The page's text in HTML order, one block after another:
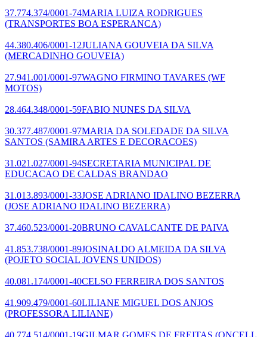
37.774.374/0001-74MARIA LUIZA RODRIGUES
(TRANSPORTES BOA ESPERANCA)
44.380.406/0001-12JULIANA GOUVEIA DA SILVA
(MERCADINHO GOUVEIA)
27.941.001/0001-97WAGNO FIRMINO TAVARES (WF
MOTOS)
28.464.348/0001-59FABIO NUNES DA SILVA
30.377.487/0001-97MARIA DA SOLEDADE DA SILVA
SANTOS (SAMIRA ARTES E DECORACOES)
31.021.027/0001-94SECRETARIA MUNICIPAL DE
EDUCACAO DE CALDAS BRANDAO
31.013.893/0001-33JOSE ADRIANO IDALINO BEZERRA
(JOSE ADRIANO IDALINO BEZERRA)
37.460.523/0001-20BRUNO CAVALCANTE DE PAIVA
41.853.738/0001-89JOSINALDO ALMEIDA DA SILVA
(POJETO SOCIAL JOVENS UNIDOS)
40.081.174/0001-40CELSO FERREIRA DOS SANTOS
41.909.479/0001-60LILIANE MIGUEL DOS ANJOS
(PROFESSORA LILIANE)
40.774.514/0001-19GILMAR GOMES DE FREITAS (ONCELL